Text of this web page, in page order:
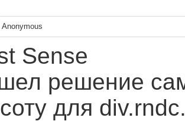
Anonymous
Sense
решение
для